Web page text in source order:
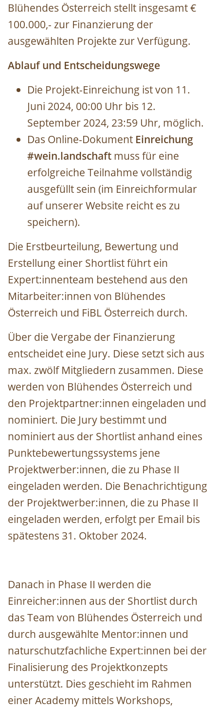
Blühendes Österreich stellt insgesamt €
100.000,- zur Finanzierung der
ausgewählten Projekte zur Verfügung.
Ablauf und Entscheidungswege
Die Projekt-Einreichung ist von 11.
Juni 2024, 00:00 Uhr bis 12.
September 2024, 23:59 Uhr, möglich.
Das Online-Dokument Einreichung
#wein.landschaft muss für eine
erfolgreiche Teilnahme vollständig
ausgefüllt sein (im Einreichformular
auf unserer Website reicht es zu
speichern).
Die Erstbeurteilung, Bewertung und
Erstellung einer Shortlistführt ein
Expert:innenteam bestehend aus den
Mitarbeiter:innen von Blühendes
Österreich und FiBL Österreich durch.
Über die Vergabe der Finanzierung
entscheidet eine Jury. Diese setzt sich aus
max. zwölf Mitgliedern zusammen. Diese
werden von Blühendes Österreich und
den Projektpartner:innen eingeladen und
nominiert. Die Jury bestimmt und
nominiert aus der Shortlist anhand eines
Punktebewertungssystems jene
Projektwerber:innen, die zu Phase II
eingeladen werden. Die Benachrichtigung
der Projektwerber:innen, die zu Phase II
eingeladen werden, erfolgt per Email bis
spätestens 31. Oktober 2024.
Danach in Phase II werden die
Einreicher:innen aus der Shortlist durch
das Team von Blühendes Österreich und
durch ausgewählte Mentor:innen und
naturschutzfachliche Expert:innen bei der
Finalisierung des Projektkonzepts
unterstützt. Dies geschieht im Rahmen
einer Academy mittels Workshops,